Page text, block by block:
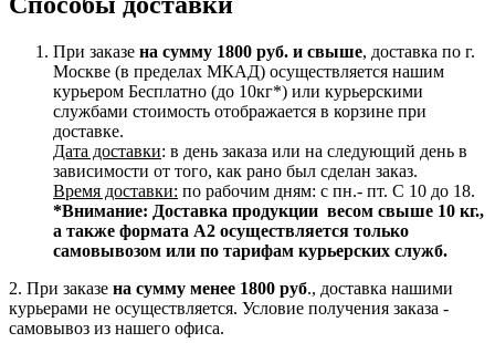
При заказе на сумму 1800 руб. и свыше, доставка по г.
Москве (в пределах МКАД) осуществляется нашим
курьером Бесплатно (до 10кг*) или курьерскими
службами стоимость отображается в корзине при
доставке.
Дата доставки: в день заказа или на следующий день в
зависимости от того, как рано был сделан заказ.
Время доставки: по рабочим дням: с пн.- пт. С 10 до 18.
*Внимание: Доставка продукции весом свыше 10 кг.,
а также формата А2 осуществляется только
самовывозом или по тарифам курьерских служб.
2. При заказе на сумму менее 1800 руб., доставка нашими
курьерами не осуществляется. Условие получения заказа -
самовывоз из нашего офиса.